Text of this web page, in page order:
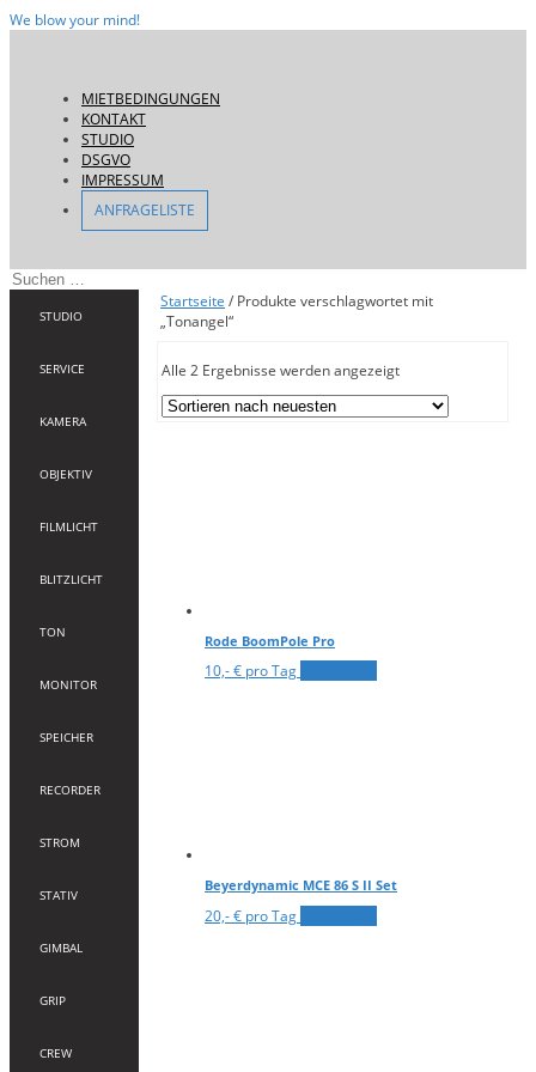
We blow your mind!
MIETBEDINGUNGEN
KONTAKT
STUDIO
DSGVO
IMPRESSUM
ANFRAGELISTE
Startseite / Produkte verschlagwortet mit
„Tonangel“
Alle 2 Ergebnisse werden angezeigtNach
sortiert
Rode BoomPole Pro
10,- € pro Tag
Beyerdynamic MCE 86 S II Set
20,- € pro Tag
Suche
nach:
STUDIO
SERVICE
KAMERA
OBJEKTIV
FILMLICHT
BLITZLICHT
TON
MONITOR
SPEICHER
RECORDER
STROM
STATIV
GIMBAL
GRIP
CREW